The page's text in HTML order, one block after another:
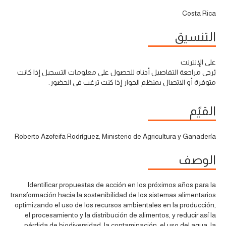
Costa Rica
التنسيق
على الإنترنت
يُرجى مراجعة التفاصيل أدناه للحصول على معلومات التسجيل إذا كانت
متوفرة أو الاتصال بمنظم الحوار إذا كنت ترغب في الحضور.
القيّم
Roberto Azofeifa Rodríguez, Ministerio de Agricultura y Ganadería
الوصف
Identificar propuestas de acción en los próximos años para la
transformación hacia la sostenibilidad de los sistemas alimentarios
optimizando el uso de los recursos ambientales en la producción,
el procesamiento y la distribución de alimentos, y reducir así la